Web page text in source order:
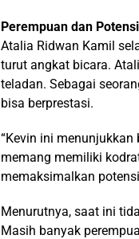
Perempuan dan Potensi
Atalia Ridwan Kamil
turut angkat bicara.
teladan. Sebagai
bisa berprestasi.
“Kevin ini
memang memiliki
memaksimalkan
Menurutnya, saat ini
Masih banyak